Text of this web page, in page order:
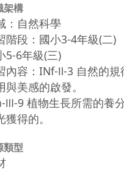
架構
：自然科學
階段：國小3-4年級(二)
5-6年級(三)
內容：INf-Ⅱ-3 自然的
與美感的啟發。
Ⅲ-9 植物生長所需的養
獲得的。
類型